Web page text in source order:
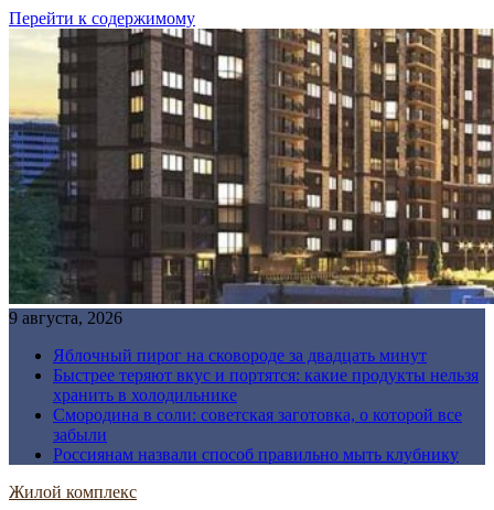
Перейти к содержимому
9 августа, 2026
Яблочный пирог на сковороде за двадцать минут
Быстрее теряют вкус и портятся: какие продукты нельзя
хранить в холодильнике
Смородина в соли: советская заготовка, о которой все
забыли
Россиянам назвали способ правильно мыть клубнику
Жилой комплекс